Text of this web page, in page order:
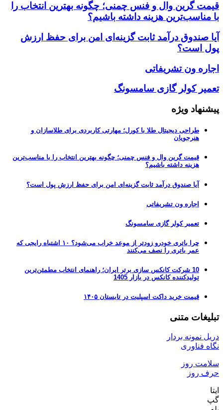
قیمت گرین وال و فنس چمنی؛ چگونه بهترین انتخاب را
با مناسب‌ترین هزینه داشته باشیم؟
آیا صندوق درآمد ثابت گزینه‌ای امن برای حفظ ارزش
پول است؟
اجاره ون تشریفاتی
تعمیر کولر گازی سامسونگ
پیشنهاد ویژه
طراحی دیجیتال طلا با کورل؛ مهارتی کاربردی برای طلاسازان و
هنرجویان
قیمت گرین وال و فنس چمنی؛ چگونه بهترین انتخاب را با مناسب‌ترین
هزینه داشته باشیم؟
آیا صندوق درآمد ثابت گزینه‌ای امن برای حفظ ارزش پول است؟
اجاره ون تشریفاتی
تعمیر کولر گازی سامسونگ
چرا باتری خودرو زودتر از موعد خراب می‌شود؟ ۱۰ اشتباه رایجی که
عمر باتری را نصف می‌کنند
10 شرکت کانکس سازی برتر ایران؛ راهنمای انتخاب مطمئن‌ترین
تولیدکننده کانکس در بازار 1405
قیمت خرید داکت اسپلیت در تابستان ۱۴۰۵
تبلیغات متنی
دریل نمونه بردار
نگاه فناوری
سلامت روز
حرف روز
ایتا
گپ